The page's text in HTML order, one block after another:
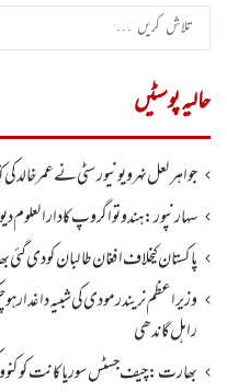
حالیہ پوسٹیں
جواہر لعل نہرو یونیورسٹی نے عمر
سہارنپور: ہندو تواگروپ کا دارالعلوم
پاکستان کیخلاف افغان طالبان کو دی
وزیر اعظم نریندر مودی کی شبیہ
راہل گاندھی
بھارت: چیف جسٹس سوریا کانت کو